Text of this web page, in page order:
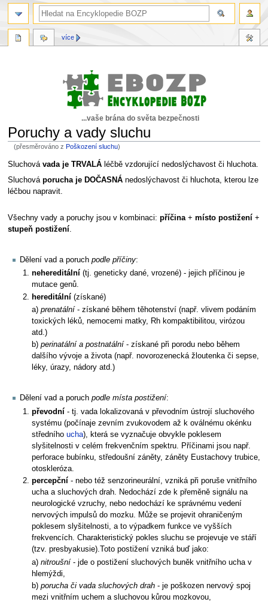
...vaše brána do světa bezpečnosti
Poruchy a vady sluchu
(přesměrováno z Poškození sluchu)
Skočit
na
navigaci
Skočit
na
vyhledávání
Sluchová vada je TRVALÁléčbě vzdorující nedoslýchavost či hluchota.
Sluchová porucha je DOČASNÁnedoslýchavost či hluchota, kterou lze
léčbou napravit.
Všechny vady a poruchy jsou v kombinaci: příčina+ místo postižení+
stupeň postižení.
Dělení vad a poruch podle příčiny:
nehereditální (tj. geneticky dané, vrozené) - jejich příčinou je
mutace genů.
hereditální (získané)
a)prenatální - získané během těhotenství (např. vlivem podáním
toxických léků, nemocemi matky, Rh kompaktibilitou, virózou
atd.)
b)perinatální a postnatální - získané při porodu nebo během
dalšího vývoje a života (např. novorozenecká žloutenka či sepse,
léky, úrazy, nádory atd.)
Dělení vad a poruch podle místa postižení:
převodní - tj. vada lokalizovaná v převodním ústrojí sluchového
systému (počínaje zevním zvukovodem až k oválnému okénku
středníhoucha), která se vyznačuje obvykle poklesem
slyšitelnosti v celém frekvenčním spektru. Příčinami jsou např.
perforace bubínku, středoušní záněty, záněty Eustachovy trubice,
otoskleróza.
percepční - nebo též senzorineurální, vzniká při poruše vnitřního
ucha a sluchových drah. Nedochází zde k přeměně signálu na
neurologické vzruchy, nebo nedochází ke správnému vedení
nervových impulsů do mozku. Může se projevit ohraničeným
poklesem slyšitelnosti, a to výpadkem funkce ve vyšších
frekvencích. Charakteristický pokles sluchu se projevuje ve stáří
(tzv. presbyakusie).Toto postižení vzniká buď jako:
a)nitroušní- jde o postižení sluchových buněk vnitřního ucha v
hlemýždi,
b)porucha či vada sluchových drah - je poškozen nervový spoj
mezi vnitřním uchem a sluchovou kůrou mozkovou,
více